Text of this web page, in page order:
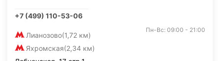
+7 (499) 110-53-06
Лианозово(1,72 км)
Яхромская(2,34 км)
Пн-Вс: 09:00 - 21:00